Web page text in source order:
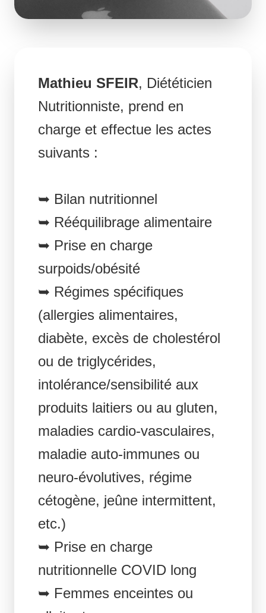
Mathieu SFEIR, Diététicien
Nutritionniste, prend en
charge et effectue les actes
suivants :
➥ Bilan nutritionnel
➥ Rééquilibrage alimentaire
➥ Prise en charge
surpoids/obésité
➥ Régimes spécifiques
(allergies alimentaires,
diabète, excès de cholestérol
ou de triglycérides,
intolérance/sensibilité aux
produits laitiers ou au gluten,
maladies cardio-vasculaires,
maladie auto-immunes ou
neuro-évolutives, régime
cétogène, jeûne intermittent,
etc.)
➥ Prise en charge
nutritionnelle COVID long
➥ Femmes enceintes ou